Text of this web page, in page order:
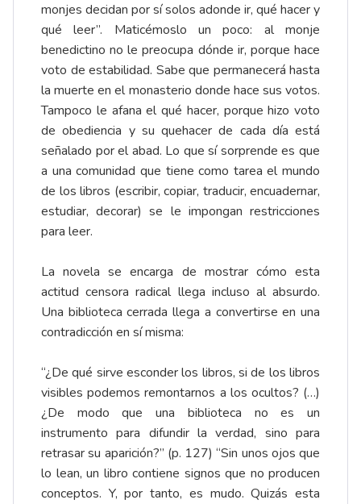
monjes decidan por sí solos adonde ir, qué hacer y
qué leer”. Maticémoslo un poco: al monje
benedictino no le preocupa dónde ir, porque hace
voto de estabilidad. Sabe que permanecerá hasta
la muerte en el monasterio donde hace sus votos.
Tampoco le afana el qué hacer, porque hizo voto
de obediencia y su quehacer de cada día está
señalado por el abad. Lo que sí sorprende es que
a una comunidad que tiene como tarea el mundo
de los libros (escribir, copiar, traducir, encuadernar,
estudiar, decorar) se le impongan restricciones
para leer.
La novela se encarga de mostrar cómo esta
actitud censora radical llega incluso al absurdo.
Una biblioteca cerrada llega a convertirse en una
contradicción en sí misma:
“¿De qué sirve esconder los libros, si de los libros
visibles podemos remontarnos a los ocultos? (…)
¿De modo que una biblioteca no es un
instrumento para difundir la verdad, sino para
retrasar su aparición?” (p. 127) “Sin unos ojos que
lo lean, un libro contiene signos que no producen
conceptos. Y, por tanto, es mudo. Quizás esta